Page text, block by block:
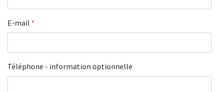
E-mail *
Téléphone - information optionnelle